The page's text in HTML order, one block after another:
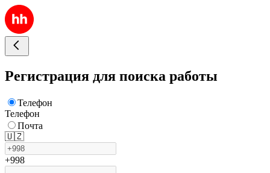
Регистрация для поиска работы
Телефон
Телефон
Почта
🇺🇿
+998